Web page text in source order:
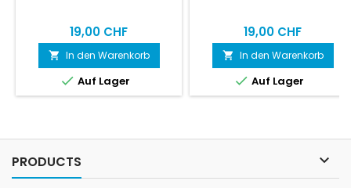
KOPIE VO
19,00 CHF
 In den Warenkorb
 Auf Lager
19,00 CHF
 In den Warenkorb
 Auf Lager
PRODUCTS 